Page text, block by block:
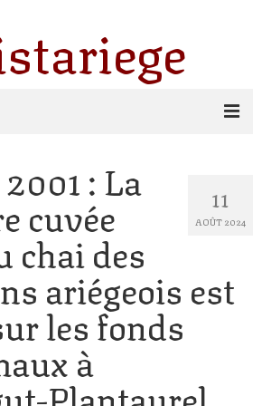
forêt et pastoralisme
Saint Sernin
11
AOÛT 2024
: La
cuvée
chai des
ariégeois est
les fonds
à